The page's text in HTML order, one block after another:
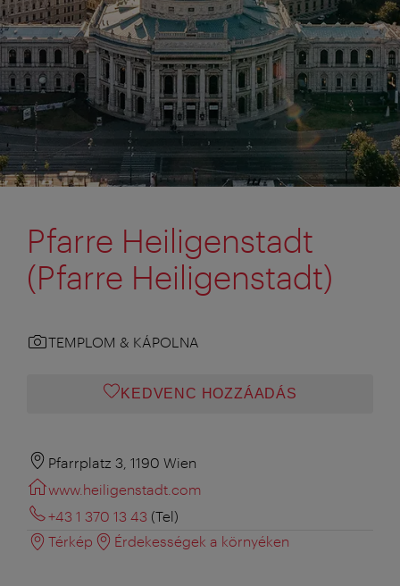
Pfarre Heiligenstadt
(Pfarre Heiligenstadt)
TEMPLOM & KÁPOLNA
KEDVENC HOZZÁADÁS
Pfarrplatz 3, 1190 Wien
www.heiligenstadt.com
+43 1 370 13 43 (Tel)
Térkép
Érdekességek a környéken